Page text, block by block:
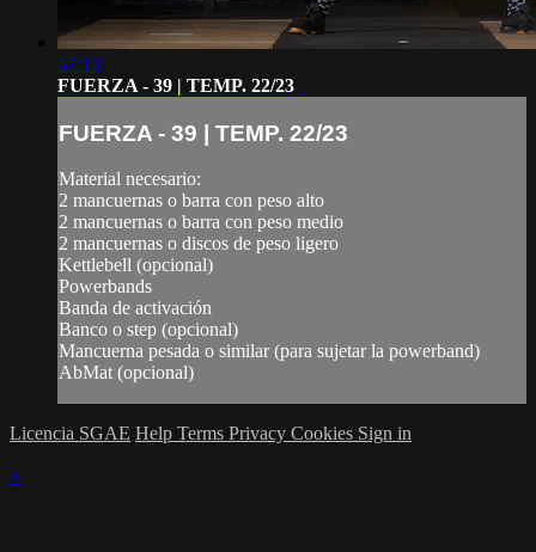
57:13
FUERZA - 39 | TEMP. 22/23
FUERZA - 39 | TEMP. 22/23
Material necesario:
2 mancuernas o barra con peso alto
2 mancuernas o barra con peso medio
2 mancuernas o discos de peso ligero
Kettlebell (opcional)
Powerbands
Banda de activación
Banco o step (opcional)
Mancuerna pesada o similar (para sujetar la powerband)
AbMat (opcional)
Licencia SGAE Help Terms Privacy Cookies Sign in
×